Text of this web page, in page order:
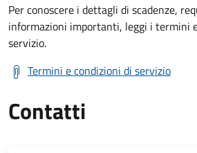
Per conoscere i dettagli di scadenze,
informazioni importanti, leggi i termini
servizio.
Termini e condizioni di servizio
Contatti